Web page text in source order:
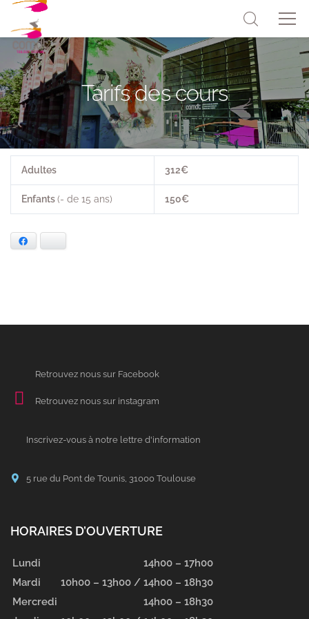
Tarifs des cours
Adultes 312€
Enfants(- de 15 ans) 150€
Retrouvez nous sur Facebook
Retrouvez nous sur instagram
Inscrivez-vous à notre lettre d'information
5 rue du Pont de Tounis, 31000 Toulouse
HORAIRES D’OUVERTURE
Lundi
14h00 – 17h00
Mardi
10h00 – 13h00 / 14h00 – 18h30
Mercredi
14h00 – 18h30